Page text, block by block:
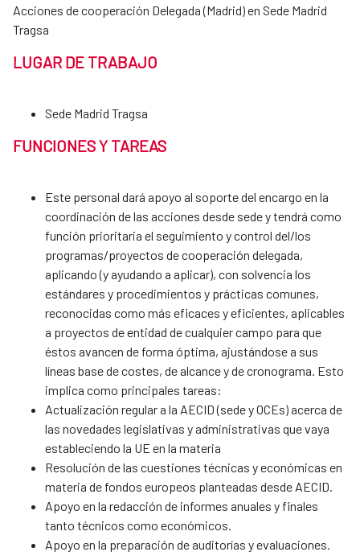
Acciones de cooperación Delegada (Madrid) en Sede Madrid
Tragsa
LUGAR DE TRABAJO
Sede Madrid Tragsa
FUNCIONES Y TAREAS
Este personal dará apoyo al soporte del encargo en la
coordinación de las acciones desde sede y tendrá como
función prioritaria el seguimiento y control del/los
programas/proyectos de cooperación delegada,
aplicando (y ayudando a aplicar), con solvencia los
estándares y procedimientos y prácticas comunes,
reconocidas como más eficaces y eficientes, aplicables
a proyectos de entidad de cualquier campo para que
éstos avancen de forma óptima, ajustándose a sus
líneas base de costes, de alcance y de cronograma. Esto
implica como principales tareas:
Actualización regular a la AECID (sede y OCEs) acerca de
las novedades legislativas y administrativas que vaya
estableciendo la UE en la materia
Resolución de las cuestiones técnicas y económicas en
materia de fondos europeos planteadas desde AECID.
Apoyo en la redacción de informes anuales y finales
tanto técnicos como económicos.
Apoyo en la preparación de auditorías y evaluaciones.